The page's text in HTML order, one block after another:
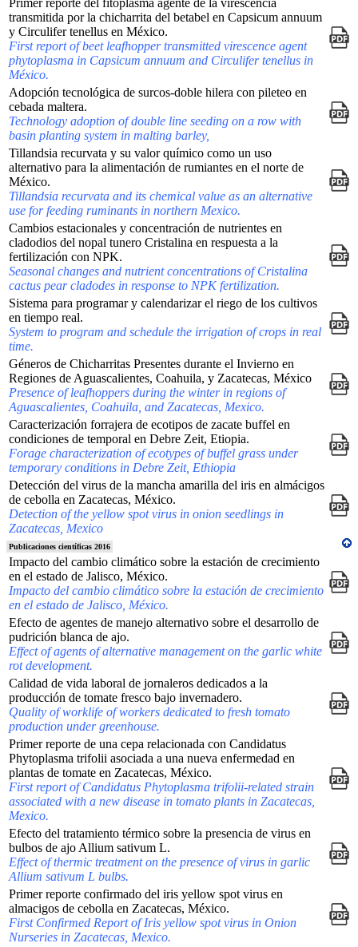
Primer reporte del fitoplasma agente de la virescencia
transmitida por la chicharrita del betabel en Capsicum annuum
y Circulifer tenellus en México.
First report of beet leafhopper transmitted virescence agent
phytoplasma in Capsicum annuum and Circulifer tenellus in
México.
Adopción tecnológica de surcos-doble hilera con pileteo en
cebada maltera.
Technology adoption of double line seeding on a row with
basin planting system in malting barley,
Tillandsia recurvata y su valor químico como un uso
alternativo para la alimentación de rumiantes en el norte de
México.
Tillandsia recurvata and its chemical value as an alternative
use for feeding ruminants in northern Mexico.
Cambios estacionales y concentración de nutrientes en
cladodios del nopal tunero Cristalina en respuesta a la
fertilización con NPK.
Seasonal changes and nutrient concentrations of Cristalina
cactus pear cladodes in response to NPK fertilization.
Sistema para programar y calendarizar el riego de los cultivos
en tiempo real.
System to program and schedule the irrigation of crops in real
time.
Géneros de Chicharritas Presentes durante el Invierno en
Regiones de Aguascalientes, Coahuila, y Zacatecas, México
Presence of leafhoppers during the winter in regions of
Aguascalientes, Coahuila, and Zacatecas, Mexico.
Caracterización forrajera de ecotipos de zacate buffel en
condiciones de temporal en Debre Zeit, Etiopia.
Forage characterization of ecotypes of buffel grass under
temporary conditions in Debre Zeit, Ethiopia
Detección del virus de la mancha amarilla del iris en almácigos
de cebolla en Zacatecas, México.
Detection of the yellow spot virus in onion seedlings in
Zacatecas, Mexico
Publicaciones científicas 2016
Impacto del cambio climático sobre la estación de crecimiento
en el estado de Jalisco, México.
Impacto del cambio climático sobre la estación de crecimiento
en el estado de Jalisco, México.
Efecto de agentes de manejo alternativo sobre el desarrollo de
pudrición blanca de ajo.
Effect of agents of alternative management on the garlic white
rot development.
Calidad de vida laboral de jornaleros dedicados a la
producción de tomate fresco bajo invernadero.
Quality of worklife of workers dedicated to fresh tomato
production under greenhouse.
Primer reporte de una cepa relacionada con Candidatus
Phytoplasma trifolii asociada a una nueva enfermedad en
plantas de tomate en Zacatecas, México.
First report of Candidatus Phytoplasma trifolii-related strain
associated with a new disease in tomato plants in Zacatecas,
Mexico.
Efecto del tratamiento térmico sobre la presencia de virus en
bulbos de ajo Allium sativum L.
Effect of thermic treatment on the presence of virus in garlic
Allium sativum L bulbs.
Primer reporte confirmado del iris yellow spot virus en
almacigos de cebolla en Zacatecas, México.
First Confirmed Report of Iris yellow spot virus in Onion
Nurseries in Zacatecas, Mexico.